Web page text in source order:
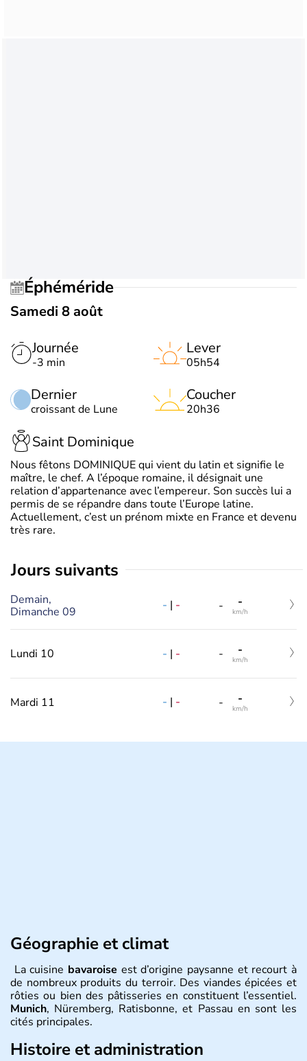
Éphéméride
Samedi 8 août
Journée
-3 min
Dernier
croissant de Lune
Lever
05h54
Coucher
20h36
Saint Dominique
Nous fêtons DOMINIQUE qui vient du latin et signifie le
maître, le chef. A l’époque romaine, il désignait une
relation d’appartenance avec l’empereur. Son succès lui a
permis de se répandre dans toute l’Europe latine.
Actuellement, c’est un prénom mixte en France et devenu
très rare.
jours suivants
Demain,
Dimanche 09
- | - - -
km/h
Lundi 10 - | - - -
km/h
Mardi 11 - | - - -
km/h
Géographie et climat
La cuisine bavaroise est d’origine paysanne et recourt à
de nombreux produits du terroir. Des viandes épicées et
rôties ou bien des pâtisseries en constituent l’essentiel.
Munich, Nüremberg, Ratisbonne, et Passau en sont les
cités principales.
Histoire et administration